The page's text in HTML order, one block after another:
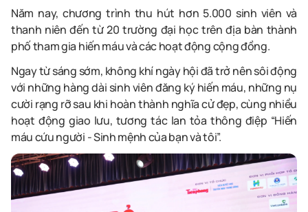
Năm nay, chương trình thu hút hơn 5.000 sinh viên và
thanh niên đến từ 20 trường đại học trên địa bàn thành
phố tham gia hiến máu và các hoạt động cộng đồng.
Ngay từ sáng sớm, không khí ngày hội đã trở nên sôi động
với những hàng dài sinh viên đăng ký hiến máu, những nụ
cười rạng rỡ sau khi hoàn thành nghĩa cử đẹp, cùng nhiều
hoạt động giao lưu, tương tác lan tỏa thông điệp “Hiến
máu cứu người - Sinh mệnh của bạn và tôi”.